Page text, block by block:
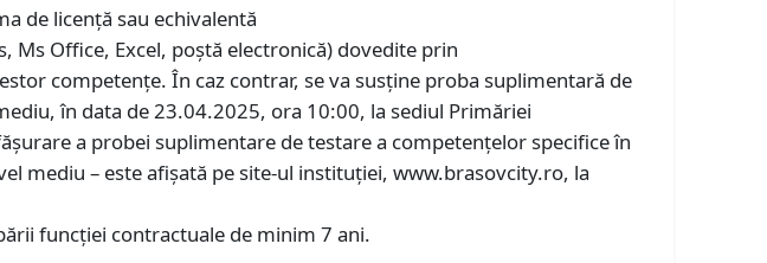
de licență sau echivalentă
Ms Office, Excel, poștă electronică) dovedite prin
competențe. În caz contrar, se va susține proba suplimentară de
în data de 23.04.2025, ora 10:00, la sediul Primăriei
a probei suplimentare de testare a competențelor specifice în
mediu – este afișată pe site-ul instituției, www.brasovcity.ro, la
funcției contractuale de minim 7 ani.